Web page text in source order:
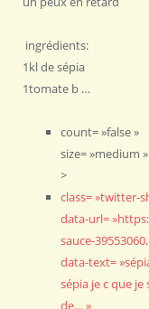
ingrédients:
1kl de sépia
1tomate b …
count= »false »
size= »medium »
>
class= »twitter-
data-url=
sauce-
data-text=
sépia je c que
de… »